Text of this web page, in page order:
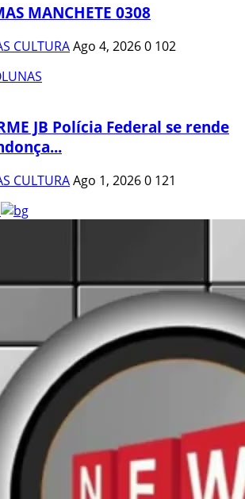
MANCHETE 0308
CULTURAAgo 4, 20260 102
JB Polícia Federal se rende
CULTURAAgo 1, 20260 121